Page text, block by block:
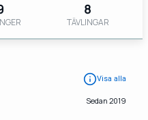
8
TÄVLINGAR
Visa alla
Sedan 2019